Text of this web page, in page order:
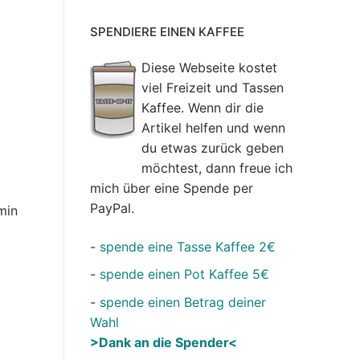
SPENDIERE EINEN KAFFEE
Diese Webseite kostet
viel Freizeit und Tassen
Kaffee. Wenn dir die
Artikel helfen und wenn
du etwas zurück geben
möchtest, dann freue ich
mich über eine Spende per
PayPal.
- spende eine Tasse Kaffee 2€
- spende einen Pot Kaffee 5€
- spende einen Betrag deiner
Wahl
>Dank an die Spender<